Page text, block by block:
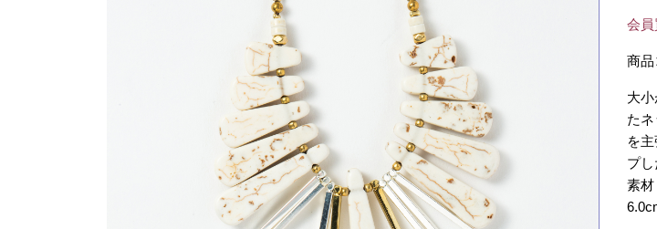
会員
商品
大
た
を
プし
素